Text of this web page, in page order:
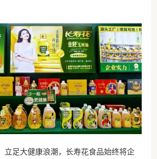
立足大健康浪潮，长寿花食品始终将企